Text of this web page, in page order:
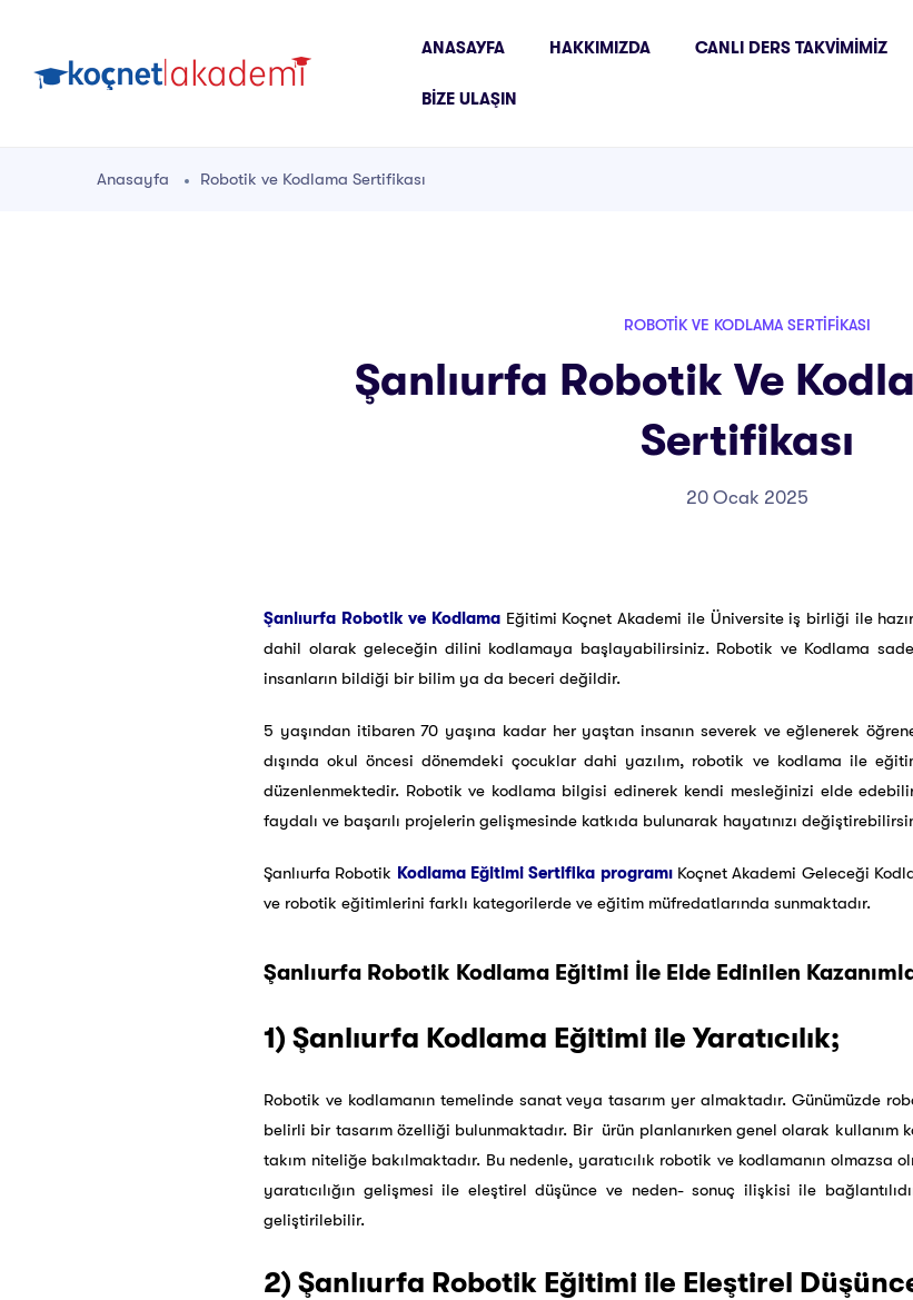
ANASAYFA HAKKIMIZDA CANLI DERS TAKVIMIMIZ
BIZE ULAŞIN
Anasayfa Robotik ve Kodlama Sertifikası
ROBOTIK VE KODLAMA SERTIFIKASI
Şanlıurfa Robotik Ve
Sertifikası
20 Ocak 2025
Şanlıurfa Robotik ve Kodlama Eğitimi Koçnet Akademi ile Üniversite iş birliği ile
dahil olarak geleceğin dilini kodlamaya başlayabilirsiniz. Robotik ve Kodlama
insanların bildiği bir bilim ya da beceri değildir.
5 yaşından itibaren 70 yaşına kadar her yaştan insanın severek ve eğlenerek
dışında okul öncesi dönemdeki çocuklar dahi yazılım, robotik ve kodlama ile
düzenlenmektedir. Robotik ve kodlama bilgisi edinerek kendi mesleğinizi elde
faydalı ve başarılı projelerin gelişmesinde katkıda bulunarak hayatınızı
Şanlıurfa Robotik Kodlama Eğitimi Sertifika programıKoçnet Akademi Geleceği
ve robotik eğitimlerini farklı kategorilerde ve eğitim müfredatlarında sunmaktadır.
Şanlıurfa Robotik Kodlama Eğitimi İle Elde Edinilen
1) Şanlıurfa Kodlama Eğitimi ile Yaratıcılık;
Robotik ve kodlamanın temelinde sanat veya tasarım yer almaktadır. Günümüzde
belirli bir tasarım özelliği bulunmaktadır. Bir ürün planlanırken genel olarak kullanım
takım niteliğe bakılmaktadır. Bu nedenle, yaratıcılık robotik ve kodlamanın
yaratıcılığın gelişmesi ile eleştirel düşünce ve neden- sonuç ilişkisi ile
geliştirilebilir.
2) Şanlıurfa Robotik Eğitimi ile Eleştirel